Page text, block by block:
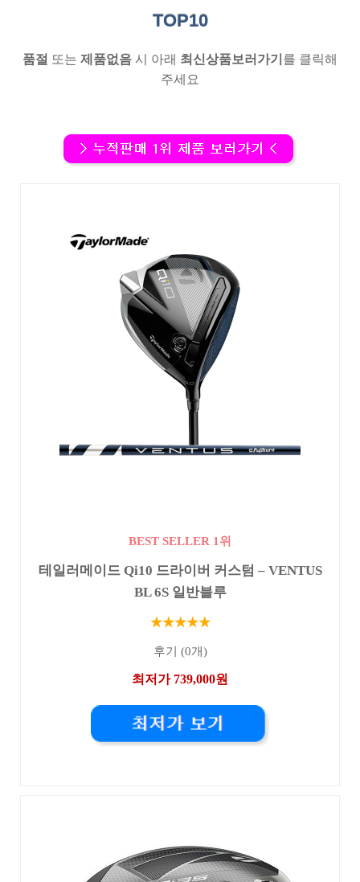
TOP10
품절 또는 제품없음 시 아래 최신상품보러가기 를 클릭해
주세요
BEST SELLER 1위
테일러메이드 Qi10 드라이버 커스텀 – VENTUS
BL 6S 일반블루
★★★★★
후기 (0개)
최저가 739,000원